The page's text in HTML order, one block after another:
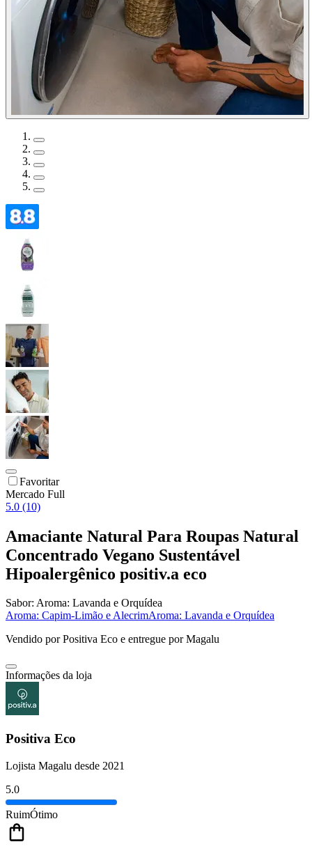
Favoritar
Mercado Full
5.0 (10)
Amaciante Natural Para Roupas Natural
Concentrado Vegano Sustentável
Hipoalergênico positiv.a eco
Sabor: Aroma: Lavanda e Orquídea
Aroma: Capim-Limão e AlecrimAroma: Lavanda e Orquídea
Vendido porPositiva Eco e entregue por Magalu
Informações da loja
Positiva Eco
Lojista Magalu desde 2021
5.0
RuimÓtimo